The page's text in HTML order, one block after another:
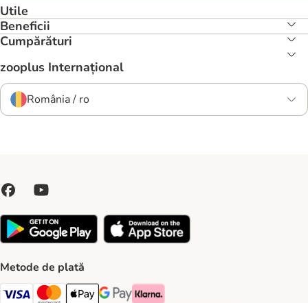
Utile
Beneficii
Cumpărături
zooplus Internațional
România / ro
Metode de plată